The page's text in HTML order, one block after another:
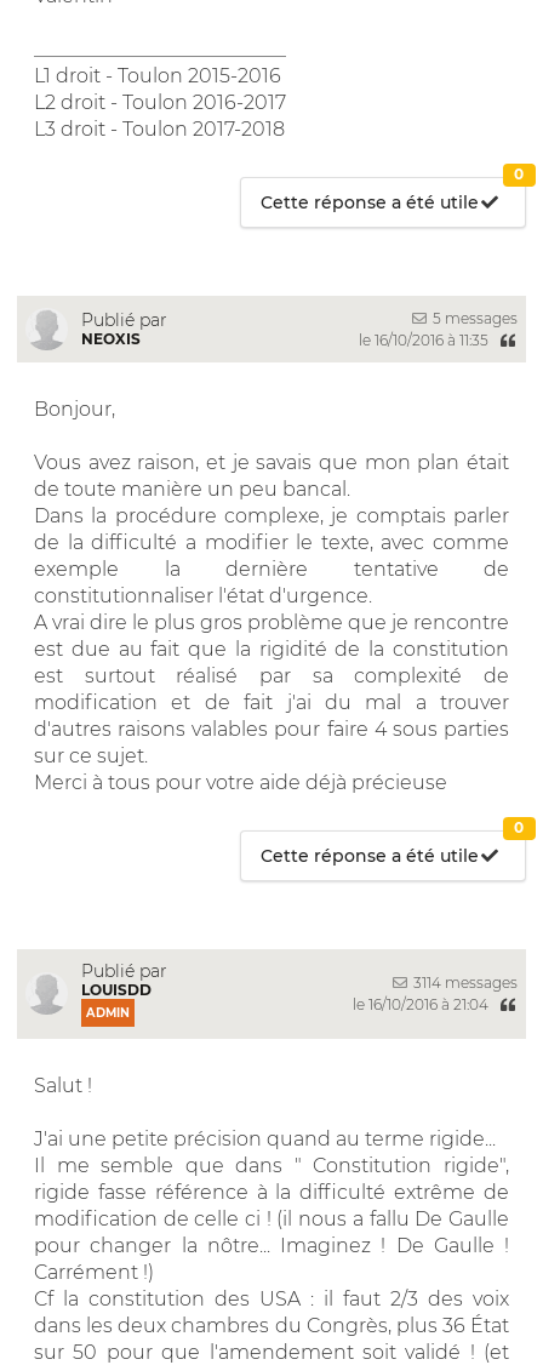
L1 droit - Toulon 2015-2016
L2 droit - Toulon 2016-2017
L3 droit - Toulon 2017-2018
Cette réponse a été utile
0
Publié par
NEOXIS
5 messages
le 16/10/2016 à 11:35
Bonjour,
Vous avez raison, et je savais que mon plan était
de toute manière un peu bancal.
Dans la procédure complexe, je comptais parler
de la difficulté a modifier le texte, avec comme
exemple la dernière tentative de
constitutionnaliser l'état d'urgence.
A vrai dire le plus gros problème que je rencontre
est due au fait que la rigidité de la constitution
est surtout réalisé par sa complexité de
modification et de fait j'ai du mal a trouver
d'autres raisons valables pour faire 4 sous parties
sur ce sujet.
Merci à tous pour votre aide déjà précieuse
Cette réponse a été utile
0
Publié par
LOUISDD
ADMIN
3114 messages
le 16/10/2016 à 21:04
Salut !
J'ai une petite précision quand au terme rigide...
Il me semble que dans " Constitution rigide",
rigide fasse référence à la difficulté extrême de
modification de celle ci ! (il nous a fallu De Gaulle
pour changer la nôtre... Imaginez ! De Gaulle !
Carrément !)
Cf la constitution des USA : il faut 2/3 des voix
dans les deux chambres du Congrès, plus 36 État
sur 50 pour que l'amendement soit validé ! (et